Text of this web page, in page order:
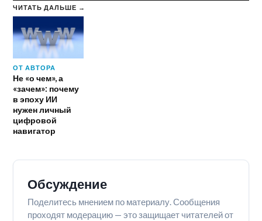
ЧИТАТЬ ДАЛЬШЕ →
ОТ АВТОРА
Не «о чем», а
«зачем»: почему
в эпоху ИИ
нужен личный
цифровой
навигатор
Обсуждение
Поделитесь мнением по материалу. Сообщения
проходят модерацию — это защищает читателей от